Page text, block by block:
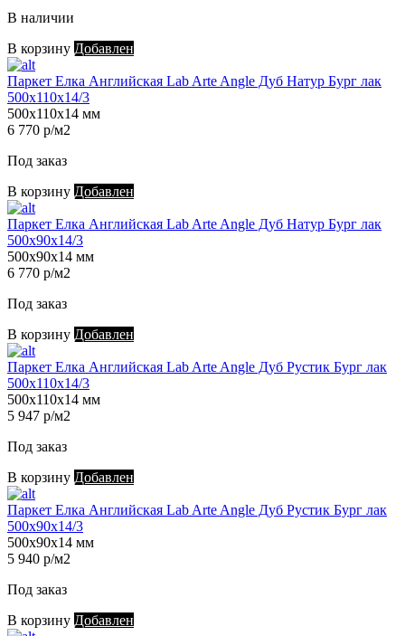
В наличии
В корзину Добавлен
Паркет Елка Английская Lab Arte Angle Дуб Натур Бург лак
500х110х14/3
500х110х14 мм
6 770 р/м2
Под заказ
В корзину Добавлен
Паркет Елка Английская Lab Arte Angle Дуб Натур Бург лак
500х90х14/3
500х90х14 мм
6 770 р/м2
Под заказ
В корзину Добавлен
Паркет Елка Английская Lab Arte Angle Дуб Рустик Бург лак
500х110х14/3
500х110х14 мм
5 947 р/м2
Под заказ
В корзину Добавлен
Паркет Елка Английская Lab Arte Angle Дуб Рустик Бург лак
500х90х14/3
500х90х14 мм
5 940 р/м2
Под заказ
В корзину Добавлен